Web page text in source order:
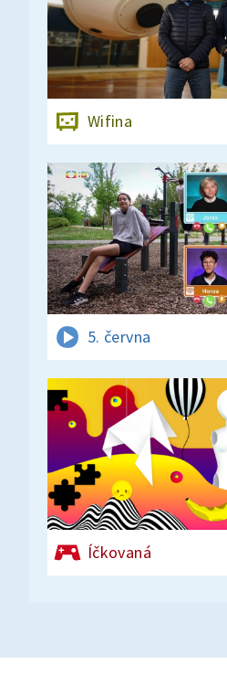
Wifina
5. června
Íčkovaná